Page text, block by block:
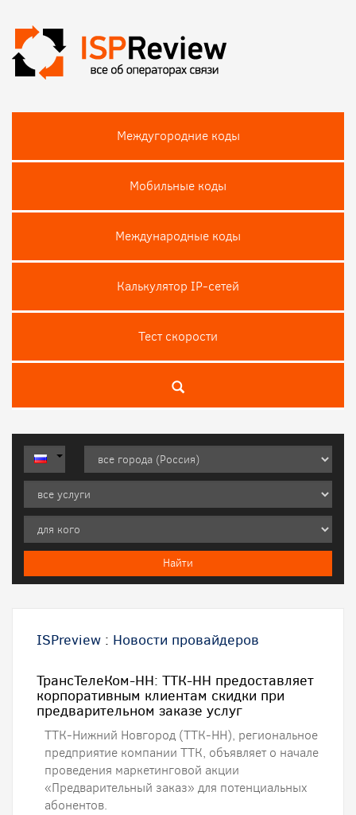
Междугородние коды
Мобильные коды
Международные коды
Калькулятор IP-сетей
Тест скороcти
ISPreview : Новости провайдеров
ТрансТелеКом-НН: ТТК-НН предоставляет
корпоративным клиентам скидки при
предварительном заказе услуг
ТТК-Нижний Новгород (ТТК-НН), региональное
предприятие компании ТТК, объявляет о начале
проведения маркетинговой акции
«Предварительный заказ» для потенциальных
абонентов.